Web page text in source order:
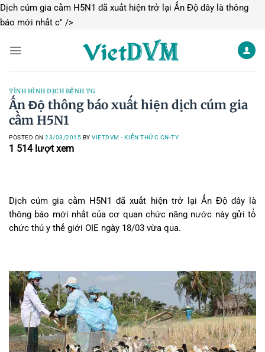
Dịch cúm gia cầm H5N1 đã xuất hiện trở lại Ấn Độ đây là thông
báo mới nhất c" />Skip
content
TÌNH HÌNH DỊCH BỆNH TG
Ấn Độ thông báo xuất hiện dịch cúm gia
cầm H5N1
POSTED ON23/03/2015 BYVIETDVM - KIẾN THỨC CN-TY
1 514 lượt xem
Dịch cúm gia cầm H5N1 đã xuất hiện trở lại Ấn Độ đây là
thông báo mới nhất của cơ quan chức năng nước này gửi tổ
chức thú y thế giới OIE ngày 18/03 vừa qua.